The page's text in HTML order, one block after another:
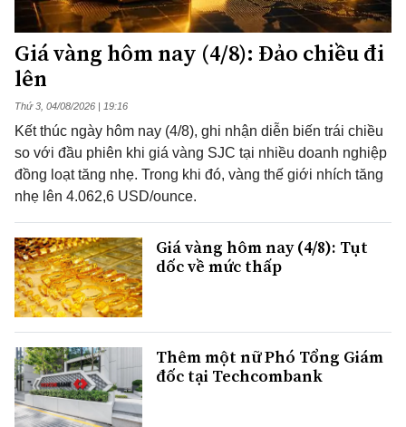
Giá vàng hôm nay (4/8): Đảo chiều đi
lên
Thứ 3, 04/08/2026 | 19:16
Kết thúc ngày hôm nay (4/8), ghi nhận diễn biến trái chiều
so với đầu phiên khi giá vàng SJC tại nhiều doanh nghiệp
đồng loạt tăng nhẹ. Trong khi đó, vàng thế giới nhích tăng
nhẹ lên 4.062,6 USD/ounce.
Giá vàng hôm nay (4/8): Tụt
dốc về mức thấp
Thêm một nữ Phó Tổng Giám
đốc tại Techcombank